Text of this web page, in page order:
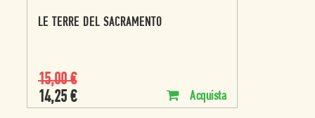
LE TERRE DEL SACRAMENTO
15,00€
14,25 € Acquista